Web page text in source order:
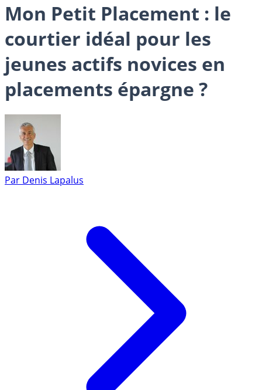
Mon Petit Placement : le
courtier idéal pour les
jeunes actifs novices en
placements épargne ?
Par Denis Lapalus